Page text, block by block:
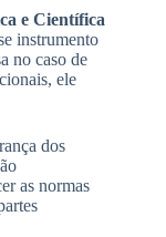
e Científica
instrumento
no caso de
ele
dos
as normas